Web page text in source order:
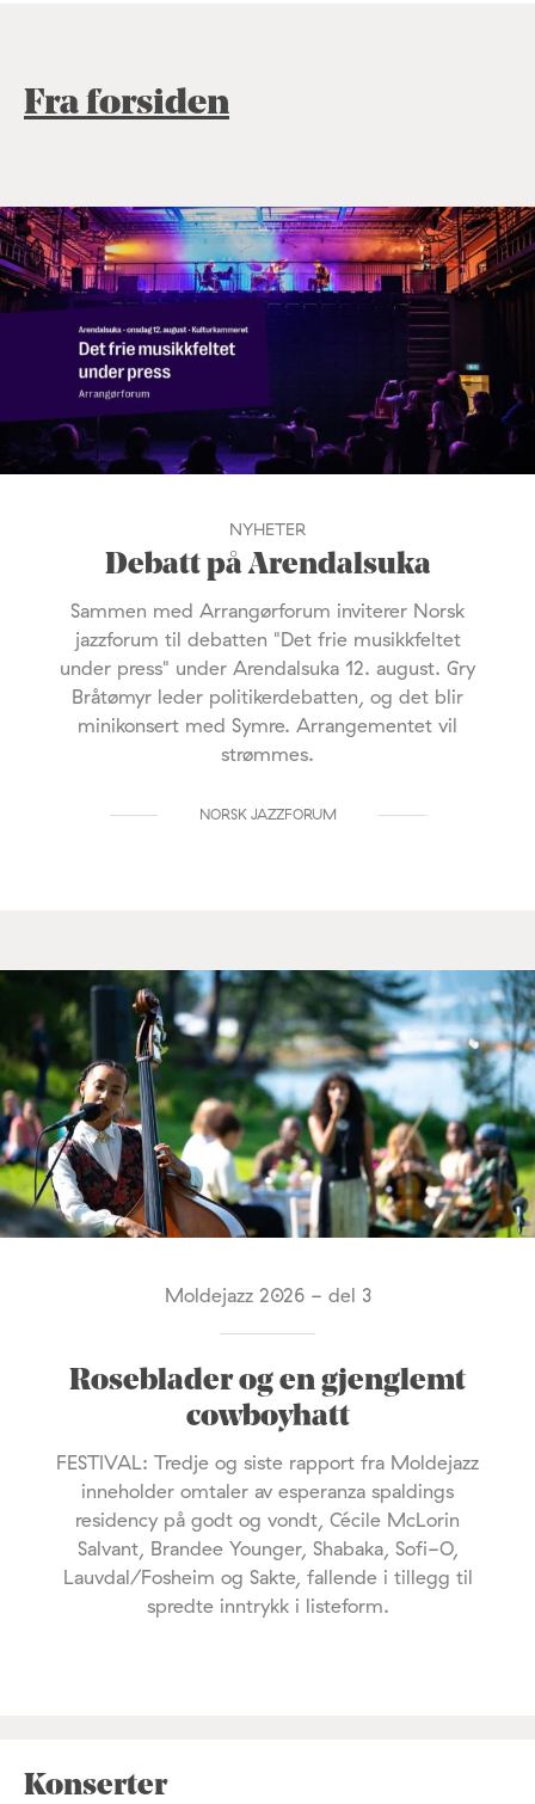
Fra forsiden
NYHETER
Debatt på Arendalsuka
Sammen med Arrangørforum inviterer Norsk
jazzforum til debatten "Det frie musikkfeltet
under press" under Arendalsuka 12. august. Gry
Bråtømyr leder politikerdebatten, og det blir
minikonsert med Symre. Arrangementet vil
strømmes.
NORSK JAZZFORUM
Moldejazz 2026 - del 3
Roseblader og en gjenglemt
cowboyhatt
FESTIVAL: Tredje og siste rapport fra Moldejazz
inneholder omtaler av esperanza spaldings
residency på godt og vondt, Cécile McLorin
Salvant, Brandee Younger, Shabaka, Sofi-O,
Lauvdal/Fosheim og Sakte, fallende i tillegg til
spredte inntrykk i listeform.
Konserter